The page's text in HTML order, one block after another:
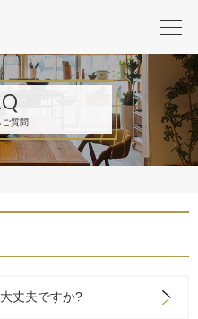
ご質問
丈夫ですか?